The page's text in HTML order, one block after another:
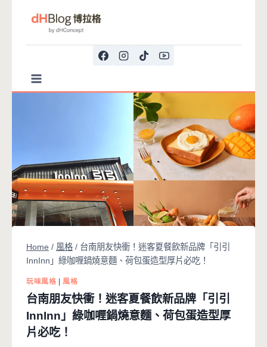
Home / 風格 / 台南朋友快衝！迷客夏餐飲新品牌「引引
InnInn」綠咖喱鍋燒意麵、荷包蛋造型厚片必吃！
玩味風格 |風格
台南朋友快衝！迷客夏餐飲新品牌「引引
InnInn」綠咖喱鍋燒意麵、荷包蛋造型厚
片必吃！